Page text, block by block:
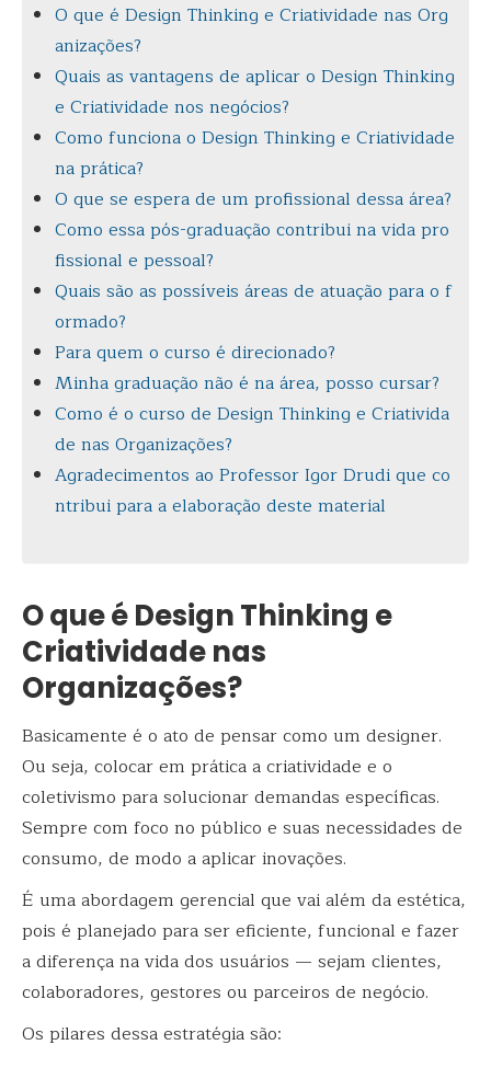
O que é Design Thinking e Criatividade nas Org
anizações?
Quais as vantagens de aplicar o Design Thinking
e Criatividade nos negócios?
Como funciona o Design Thinking e Criatividade
na prática?
O que se espera de um profissional dessa área?
Como essa pós-graduação contribui na vida pro
fissional e pessoal?
Quais são as possíveis áreas de atuação para o f
ormado?
Para quem o curso é direcionado?
Minha graduação não é na área, posso cursar?
Como é o curso de Design Thinking e Criativida
de nas Organizações?
Agradecimentos ao Professor Igor Drudi que co
ntribui para a elaboração deste material
O que é Design Thinking e
Criatividade nas
Organizações?
Basicamente é o ato de pensar como um designer.
Ou seja, colocar em prática a criatividade e o
coletivismo para solucionar demandas específicas.
Sempre com foco no público e suas necessidades de
consumo, de modo a aplicar inovações.
É uma abordagem gerencial que vai além da estética,
pois é planejado para ser eficiente, funcional e fazer
a diferença na vida dos usuários — sejam clientes,
colaboradores, gestores ou parceiros de negócio.
Os pilares dessa estratégia são: